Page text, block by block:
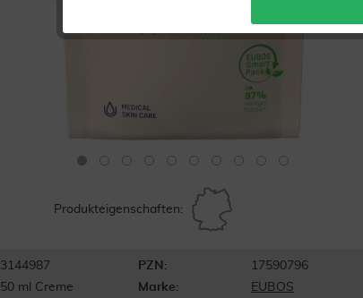
Produkteigenschaften:
3144987 PZN:
17590796
50 ml Creme Marke: EUBOS